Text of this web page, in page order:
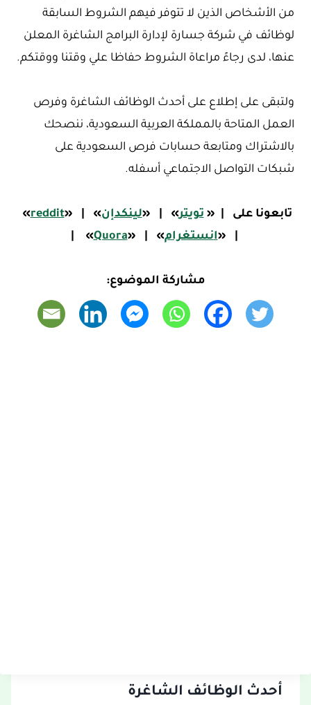
من الأشخاص الذين لا تتوفر فيهم الشروط السابقة
لوظائف في شركة جسارة لإدارة البرامج الشاغرة المعلن
عنها، لدى رجاءً مراعاة الشروط حفاظا علي وقتنا ووقتكم.
ولتبقى على إطلاع على أحدث الوظائف الشاغرة وفرص
العمل المتاحة بالمملكة العربية السعودية، ننصحك
بالاشتراك ومتابعة حسابات فرص السعودية على
شبكات التواصل الاجتماعي أسفله.
تابعونا على « تويتر»
«لينكدإن»
«
reddit
»
«انستغرام»
«
Quora
»
مشاركة الموضوع:
أحدث الوظائف الشاغرة